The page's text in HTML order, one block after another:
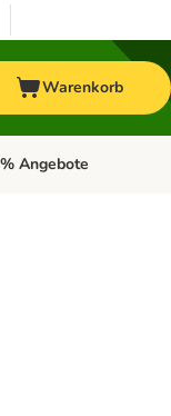
Warenkorb
Menü öffnen:
% Angebote